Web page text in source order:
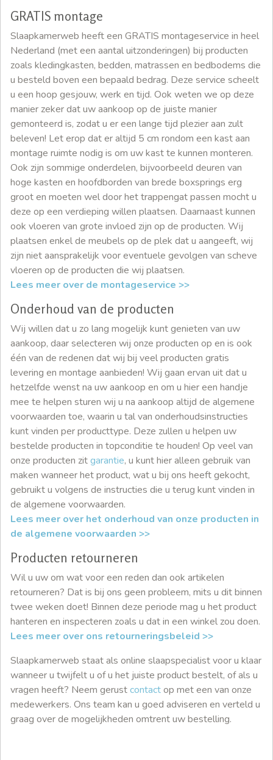
GRATIS montage
Slaapkamerweb heeft een GRATIS montageservice in heel
Nederland (met een aantal uitzonderingen) bij producten
zoals kledingkasten, bedden, matrassen en bedbodems die
u besteld boven een bepaald bedrag. Deze service scheelt
u een hoop gesjouw, werk en tijd. Ook weten we op deze
manier zeker dat uw aankoop op de juiste manier
gemonteerd is, zodat u er een lange tijd plezier aan zult
beleven! Let erop dat er altijd 5 cm rondom een kast aan
montage ruimte nodig is om uw kast te kunnen monteren.
Ook zijn sommige onderdelen, bijvoorbeeld deuren van
hoge kasten en hoofdborden van brede boxsprings erg
groot en moeten wel door het trappengat passen mocht u
deze op een verdieping willen plaatsen. Daarnaast kunnen
ook vloeren van grote invloed zijn op de producten. Wij
plaatsen enkel de meubels op de plek dat u aangeeft, wij
zijn niet aansprakelijk voor eventuele gevolgen van scheve
vloeren op de producten die wij plaatsen.
Lees meer over de montageservice >>
Onderhoud van de producten
Wij willen dat u zo lang mogelijk kunt genieten van uw
aankoop, daar selecteren wij onze producten op en is ook
één van de redenen dat wij bij veel producten gratis
levering en montage aanbieden! Wij gaan ervan uit dat u
hetzelfde wenst na uw aankoop en om u hier een handje
mee te helpen sturen wij u na aankoop altijd de algemene
voorwaarden toe, waarin u tal van onderhoudsinstructies
kunt vinden per producttype. Deze zullen u helpen uw
bestelde producten in topconditie te houden! Op veel van
onze producten zitgarantie, u kunt hier alleen gebruik van
maken wanneer het product, wat u bij ons heeft gekocht,
gebruikt u volgens de instructies die u terug kunt vinden in
de algemene voorwaarden.
Lees meer over het onderhoud van onze producten in
de algemene voorwaarden >>
Producten retourneren
Wil u uw om wat voor een reden dan ook artikelen
retourneren? Dat is bij ons geen probleem, mits u dit binnen
twee weken doet! Binnen deze periode mag u het product
hanteren en inspecteren zoals u dat in een winkel zou doen.
Lees meer over ons retourneringsbeleid >>
Slaapkamerweb staat als online slaapspecialist voor u klaar
wanneer u twijfelt u of u het juiste product bestelt, of als u
vragen heeft? Neem gerustcontactop met een van onze
medewerkers. Ons team kan u goed adviseren en verteld u
graag over de mogelijkheden omtrent uw bestelling.